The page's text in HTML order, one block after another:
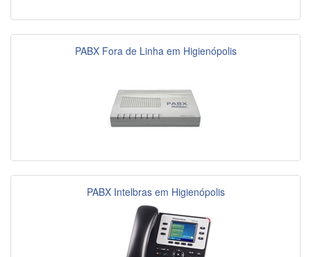
PABX Fora de Linha em Higienópolis
PABX Intelbras em Higienópolis